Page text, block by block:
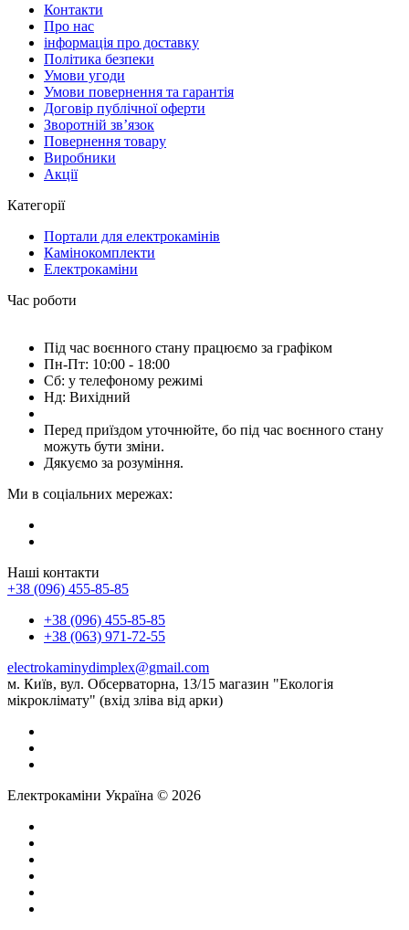
Контакти
Про нас
інформація про доставку
Політика безпеки
Умови угоди
Умови повернення та гарантія
Договір публічної оферти
Зворотній зв’язок
Повернення товару
Виробники
Акції
Категорії
Портали для електрокамінів
Камінокомплекти
Електрокаміни
Час роботи
Під час воєнного стану працюємо за графіком
Пн-Пт: 10:00 - 18:00
Сб: у телефоному режимі
Нд: Вихідний
Перед приїздом уточнюйте, бо під час воєнного стану
можуть бути зміни.
Дякуємо за розуміння.
Ми в соціальних мережах:
Наші контакти
+38 (096) 455-85-85
+38 (096) 455-85-85
+38 (063) 971-72-55
electrokaminydimplex@gmail.com
м. Київ, вул. Обсерваторна, 13/15 магазин "Екологія
мікроклімату" (вхід зліва від арки)
Електрокаміни Україна © 2026